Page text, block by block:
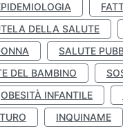
DELLA SALUTE
SALUTE
DEL BAMBINO
OBESITÀ INFANTILE
INQUINAME